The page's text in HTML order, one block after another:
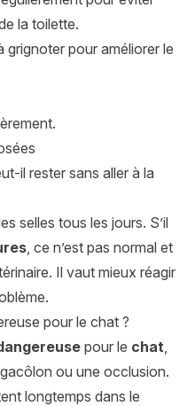
la toilette.
grignoter pour améliorer le
il rester sans aller à la
selles tous les jours. S’il
, ce n’est pas normal et
Il vaut mieux réagir
pour le chat ?
pour le chat,
ou une occlusion.
longtemps dans le